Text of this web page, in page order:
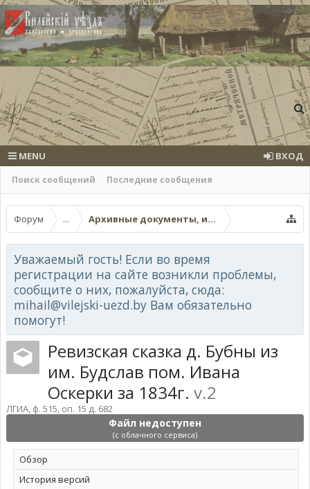
Поиск сообщений Последние сообщения
MENU ВХОД
Форум ... Архивные документы, исторические
Уважаемый гость! Если во время
регистрации на сайте возникли проблемы,
сообщите о них, пожалуйста, сюда:
mihail@vilejski-uezd.by Вам обязательно
помогут!
Файл недоступен
(с облачного сервиса)
Ревизская сказка д. Бубны из
им. Будслав пом. Ивана
Оскерки за 1834г. v.2
ЛГИА, ф. 515, оп. 15 д. 682
Обзoр
История версий